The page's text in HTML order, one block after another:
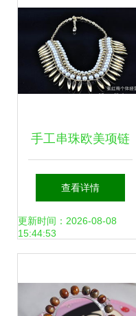
手工串珠欧美项链
珍珠可调色饰品的
价格、厂家与图片
查看详情
更新时间：2026-08-08
15:44:53